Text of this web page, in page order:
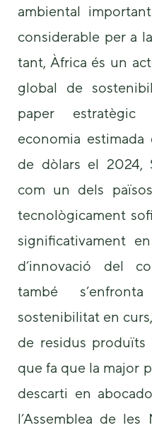
ambiental
considerable per a
tant, Àfrica és un
global de
paper
economia
de dòlars el 2024,
com un dels
tecnològicament
significativament
d’innovació del
també
sostenibilitat en
de residus produïts
que fa que la major
descarti en
l’Assemblea de